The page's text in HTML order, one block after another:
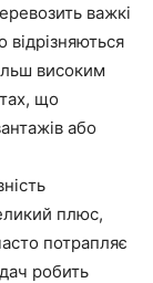
важкі
відрізняються
високим
що
або
плюс,
потрапляє
робить